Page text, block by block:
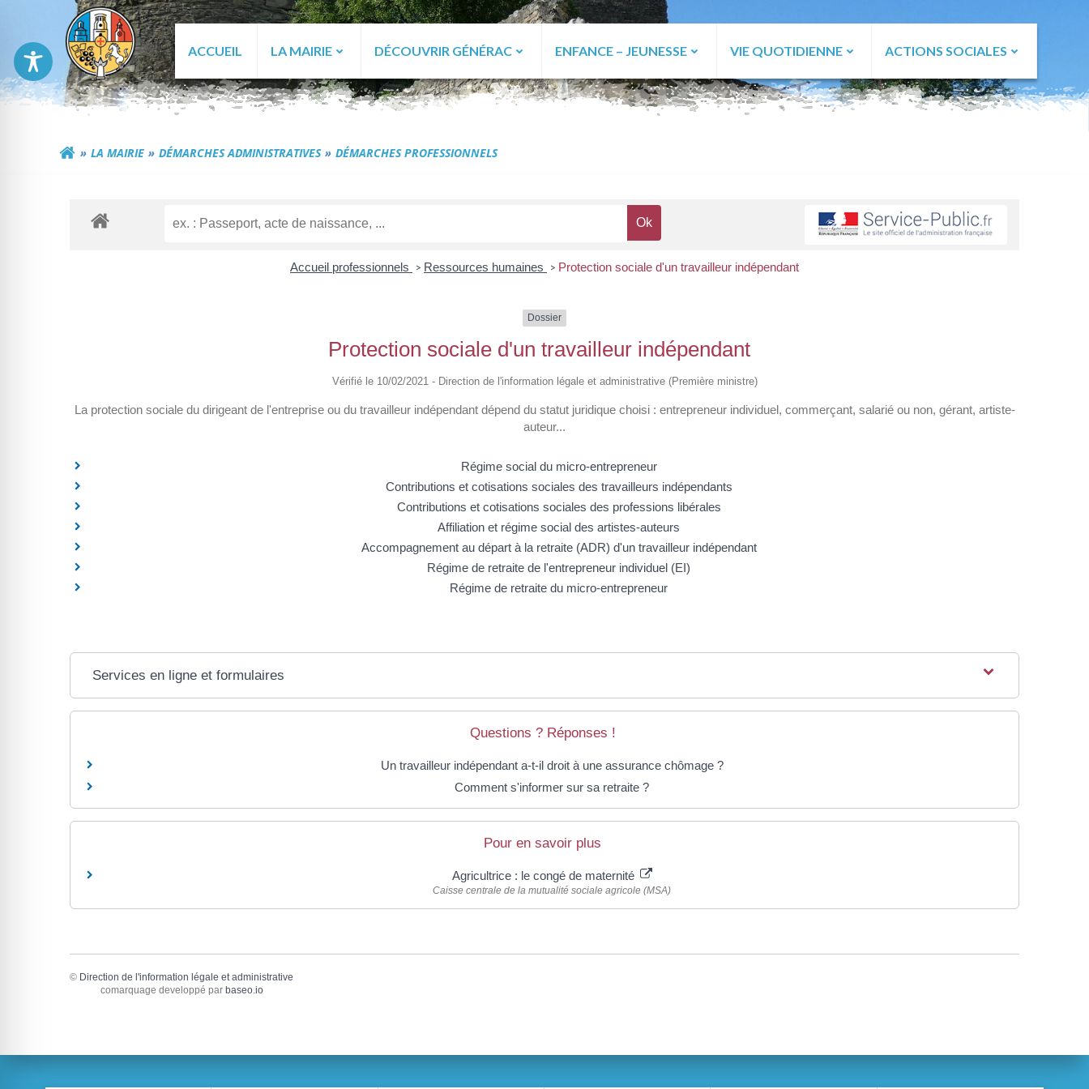
contenu
Commune de Générac
ACCUEIL LA MAIRIE DÉCOUVRIR GÉNÉRAC ENFANCE – JEUNESSE VIE QUOTIDIENNE ACTIONS SOCIALES
LA MAIRIE DÉMARCHES ADMINISTRATIVES DÉMARCHES PROFESSIONNELS
Accueil professionnels > Ressources humaines > Protection sociale d'un travailleur indépendant
Dossier
Protection sociale d'un travailleur indépendant
Vérifié le 10/02/2021 - Direction de l'information légale et administrative (Première ministre)
La protection sociale du dirigeant de l'entreprise ou du travailleur indépendant dépend du statut juridique choisi : entrepreneur individuel, commerçant, salarié ou non, gérant, artiste-
auteur...
Régime social du micro-entrepreneur
Contributions et cotisations sociales des travailleurs indépendants
Contributions et cotisations sociales des professions libérales
Affiliation et régime social des artistes-auteurs
Accompagnement au départ à la retraite (ADR) d'un travailleur indépendant
Régime de retraite de l'entrepreneur individuel (EI)
Régime de retraite du micro-entrepreneur
Services en ligne et formulaires
Questions ? Réponses !
Un travailleur indépendant a-t-il droit à une assurance chômage ?
Comment s'informer sur sa retraite ?
Pour en savoir plus
Agricultrice : le congé de maternité
Caisse centrale de la mutualité sociale agricole (MSA)
© Direction de l'information légale et administrative
comarquage developpé par baseo.io